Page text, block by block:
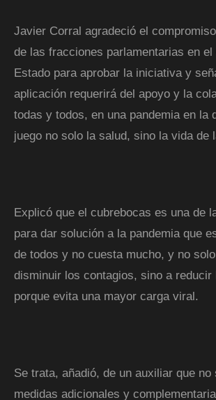
Javier Corral agradeció el
de las fracciones parlamentarias en el
Estado para aprobar la iniciativa y
aplicación requerirá del apoyo y la
todas y todos, en una pandemia en la
juego no solo la salud, sino la vida de
Explicó que el cubrebocas es una de
para dar solución a la pandemia que
de todos y no cuesta mucho, y no
disminuir los contagios, sino a reducir
porque evita una mayor carga viral.
Se trata, añadió, de un auxiliar que
medidas adicionales y